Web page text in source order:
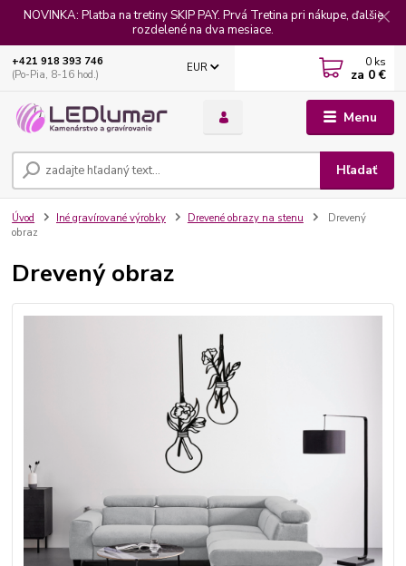
NOVINKA: Platba na tretiny SKIP PAY. Prvá Tretina pri nákupe, ďalšie
rozdelené na dva mesiace.
Menu
EUR
Hľadať
+421 918 393 746
(Po-Pia, 8-16 hod.)
0 ks
za 0 €
Úvod Iné gravírované výrobky Drevené obrazy na stenu
Drevený
obraz
Drevený obraz